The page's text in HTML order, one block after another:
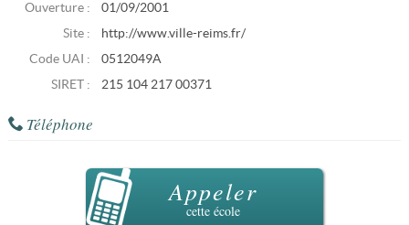
Ouverture :
01/09/2001
Site :
http://www.ville-reims.fr/
Code UAI :
0512049A
SIRET :
215 104 217 00371
Téléphone
Appeler
cette école